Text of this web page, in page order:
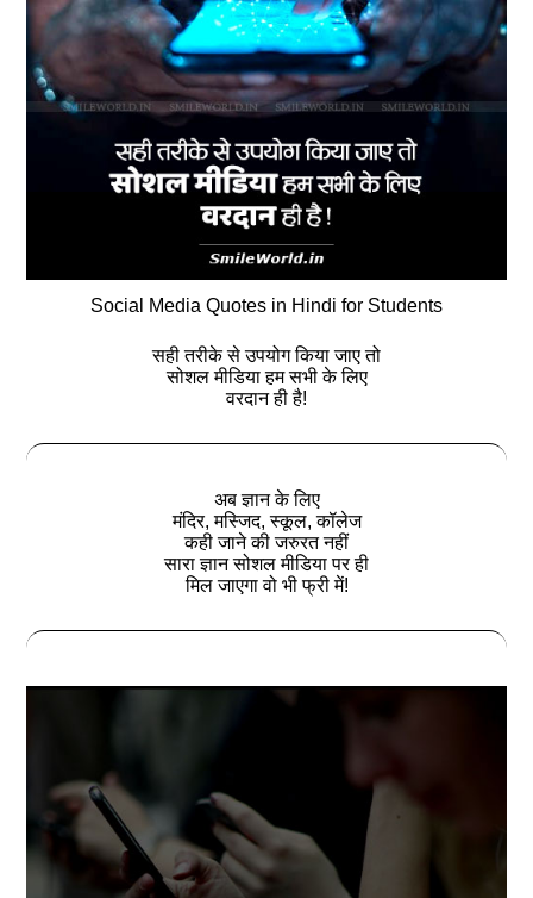
Social Media Quotes in Hindi for Students
सही तरीके से उपयोग किया जाए तो
सोशल मीडिया हम सभी के लिए
वरदान ही है!
अब ज्ञान के लिए
मंदिर, मस्जिद, स्कूल, कॉलेज
कही जाने की जरुरत नहीं
सारा ज्ञान सोशल मीडिया पर ही
मिल जाएगा वो भी फ्री में!